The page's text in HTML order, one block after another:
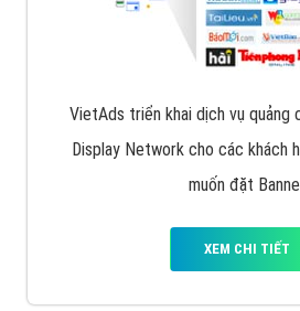
VietAds triển khai dịch vụ quảng
Display Network cho các khách
muốn đặt
XEM CHI TIẾT